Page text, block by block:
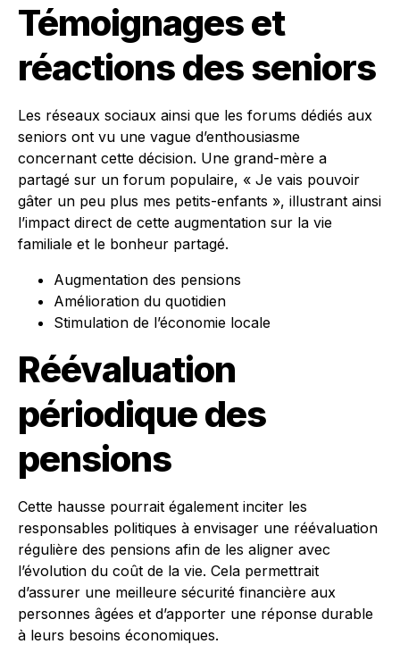
Témoignages et
réactions des seniors
Les réseaux sociaux ainsi que les forums dédiés aux
seniors ont vu une vague d’enthousiasme
concernant cette décision. Une grand-mère a
partagé sur un forum populaire, « Je vais pouvoir
gâter un peu plus mes petits-enfants », illustrant ainsi
l’impact direct de cette augmentation sur la vie
familiale et le bonheur partagé.
Augmentation des pensions
Amélioration du quotidien
Stimulation de l’économie locale
Réévaluation
périodique des
pensions
Cette hausse pourrait également inciter les
responsables politiques à envisager une réévaluation
régulière des pensions afin de les aligner avec
l’évolution du coût de la vie. Cela permettrait
d’assurer une meilleure sécurité financière aux
personnes âgées et d’apporter une réponse durable
à leurs besoins économiques.